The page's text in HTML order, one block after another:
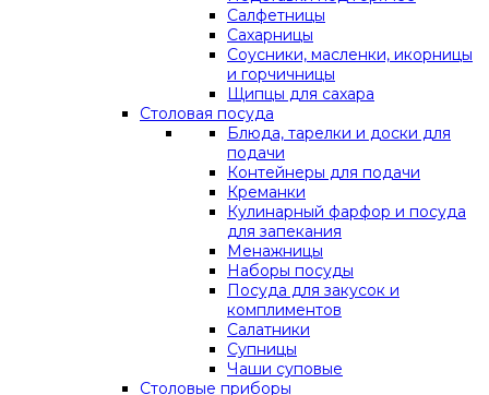
Салфетницы
Сахарницы
Соусники, масленки, икорницы
и горчичницы
Щипцы для сахара
Столовая посуда
Блюда, тарелки и доски для
подачи
Контейнеры для подачи
Креманки
Кулинарный фарфор и посуда
для запекания
Менажницы
Наборы посуды
Посуда для закусок и
комплиментов
Салатники
Супницы
Чаши суповые
Столовые приборы